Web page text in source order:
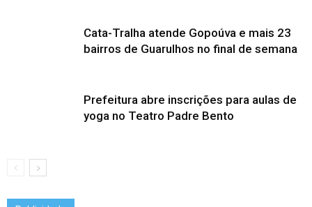
Cata-Tralha atende Gopoúva e mais 23
bairros de Guarulhos no final de semana
Prefeitura abre inscrições para aulas de
yoga no Teatro Padre Bento